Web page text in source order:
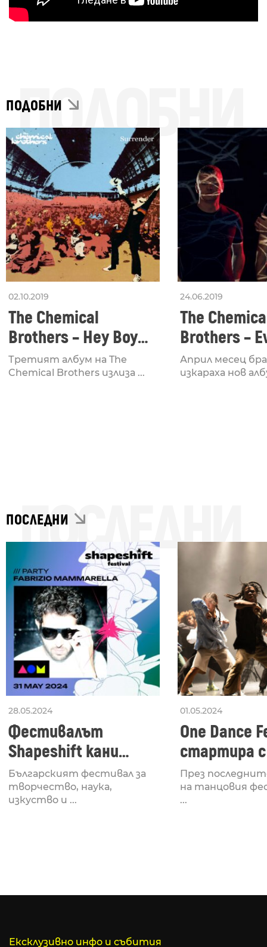
ПОДОБНИ
ПОДОБНИ
02.10.2019
The Chemical
Brothers – Hey Boy
Hey Girl (Kink
Extended Remix)
Третият албум на The
Chemical Brothers излиза ...
24.06.2019
The
Brothers –
Април месец
изкараха нов
ПОСЛЕДНИ
ПОСЛЕДНИ
28.05.2024
Фестивалът
Shapeshift кани
Fabrizio Mammarella
за откриването си
Българският фестивал за
творчество, наука,
изкуство и ...
01.05.2024
One Dance
стартира
Lucid,
рейв
През
на танцовия
...
Ексклузивно инфо и събития